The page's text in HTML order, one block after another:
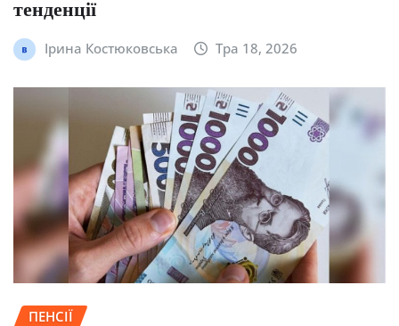
тенденції
Ірина Костюковська Тра 18, 2026
ПЕНСІЇ